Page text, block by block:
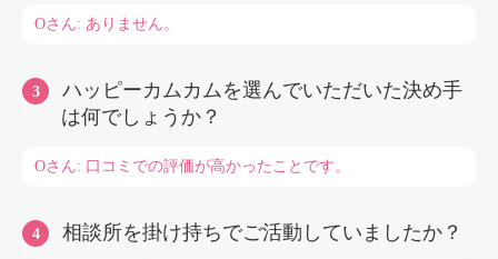
Oさん: ありません。
ハッピーカムカムを選んでいただいた決め手
は何でしょうか？
Oさん: 口コミでの評価が高かったことです。
相談所を掛け持ちでご活動していましたか？